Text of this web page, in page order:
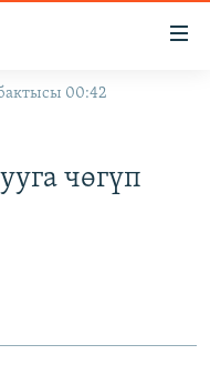
00:42
чөгүп